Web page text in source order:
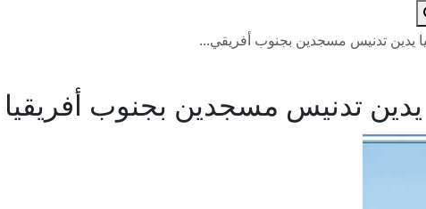
يدين تدنيس مسجدين بجنوب أفريقي...
يدين تدنيس مسجدين بجنوب أفريقيا